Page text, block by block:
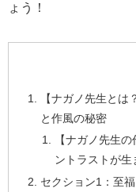
ょう！
【ナガノ先生と
と作風の秘密
【ナガノ先生
ントラストが生
セクション1：至